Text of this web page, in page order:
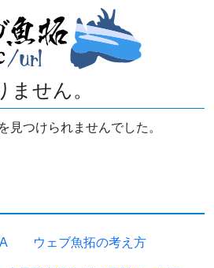
せん。
見つけられませんでした。
ウェブ魚拓の考え方